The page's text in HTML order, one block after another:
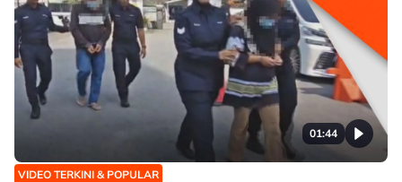
01:44
VIDEO TERKINI & POPULAR